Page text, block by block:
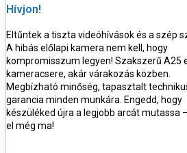
Hívjon!
Eltűntek a tiszta videóhívások és a szép
A hibás előlapi kamera nem kell, hogy
kompromisszum legyen! Szakszerű A25
kameracsere, akár várakozás közben.
Megbízható minőség, tapasztalt
garancia minden munkára. Engedd, hogy
készüléked újra a legjobb arcát mutassa
el még ma!